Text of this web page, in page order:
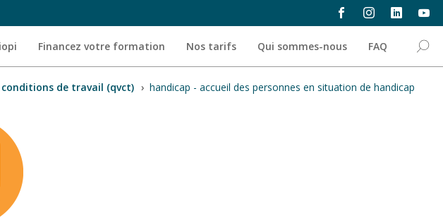
Financez votre formation Nos tarifs Qui sommes-nous FAQ
de travail (qvct) › handicap - accueil des personnes en situation de handicap